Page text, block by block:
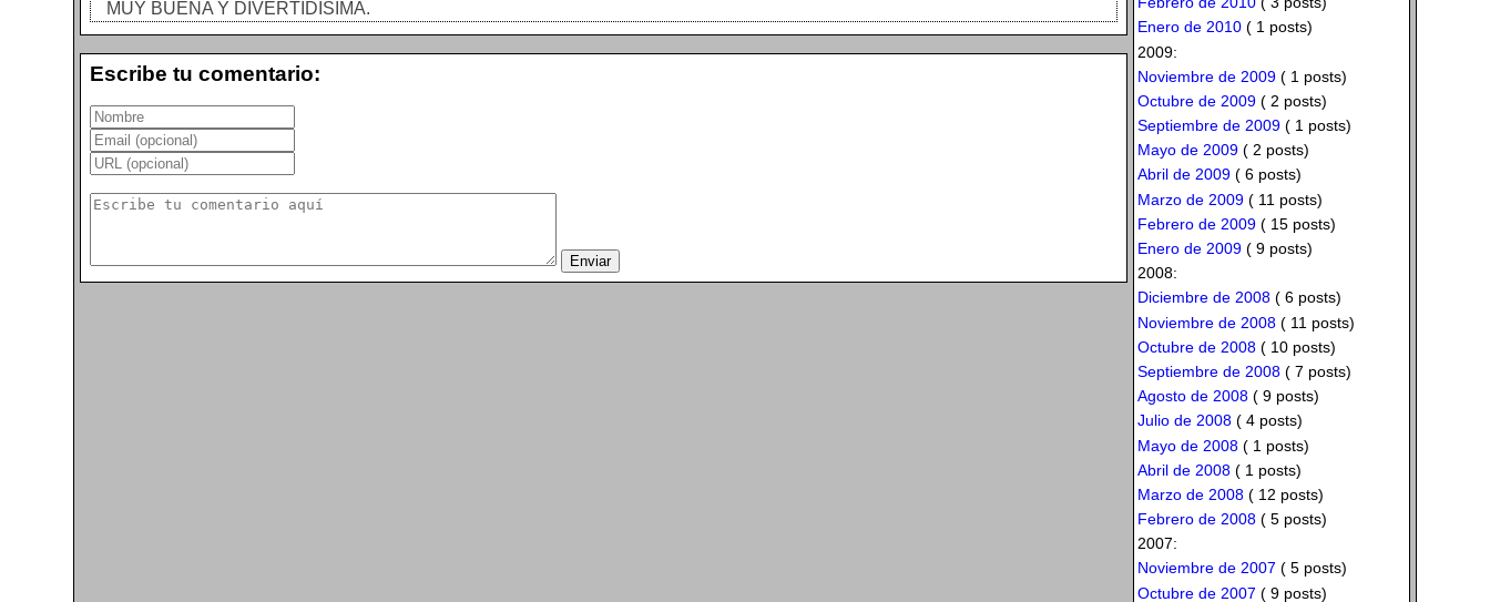
MUY BUENA Y DIVERTIDÍSIMA.
Escribe tu comentario:
Enero de 2010( 1 posts)
2009:
Noviembre de 2009( 1 posts)
Octubre de 2009( 2 posts)
Septiembre de 2009( 1 posts)
Mayo de 2009( 2 posts)
Abril de 2009( 6 posts)
Marzo de 2009( 11 posts)
Febrero de 2009( 15 posts)
Enero de 2009( 9 posts)
2008:
Diciembre de 2008( 6 posts)
Noviembre de 2008( 11 posts)
Octubre de 2008( 10 posts)
Septiembre de 2008( 7 posts)
Agosto de 2008( 9 posts)
Julio de 2008( 4 posts)
Mayo de 2008( 1 posts)
Abril de 2008( 1 posts)
Marzo de 2008( 12 posts)
Febrero de 2008( 5 posts)
2007:
Noviembre de 2007 ( 5 posts)
Octubre de 2007 ( 9 posts)